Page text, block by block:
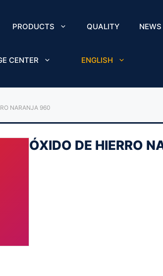
PRODUCTS QUALITY NEWS
CENTER ENGLISH
NARANJA 960
ÓXIDO DE HIERRO